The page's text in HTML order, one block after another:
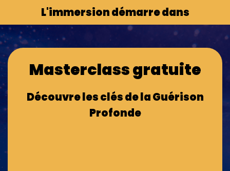
L'immersion démarre dans
Masterclass gratuite
Découvre les clés de la Guérison
Profonde